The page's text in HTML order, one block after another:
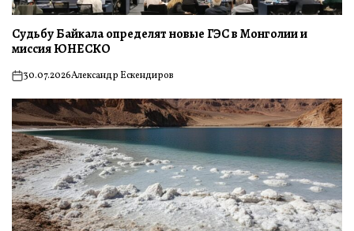
Судьбу Байкала определят новые ГЭС в Монголии и
миссия ЮНЕСКО
on30.07.2026Александр Ескендиров